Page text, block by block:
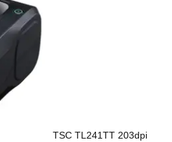
TSC TL241TT 203dpi